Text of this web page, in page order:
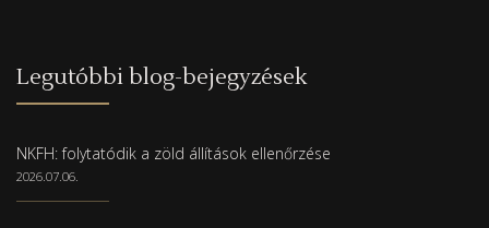
Legutóbbi blog-bejegyzések
NKFH: folytatódik a zöld állítások ellenőrzése
2026.07.06.